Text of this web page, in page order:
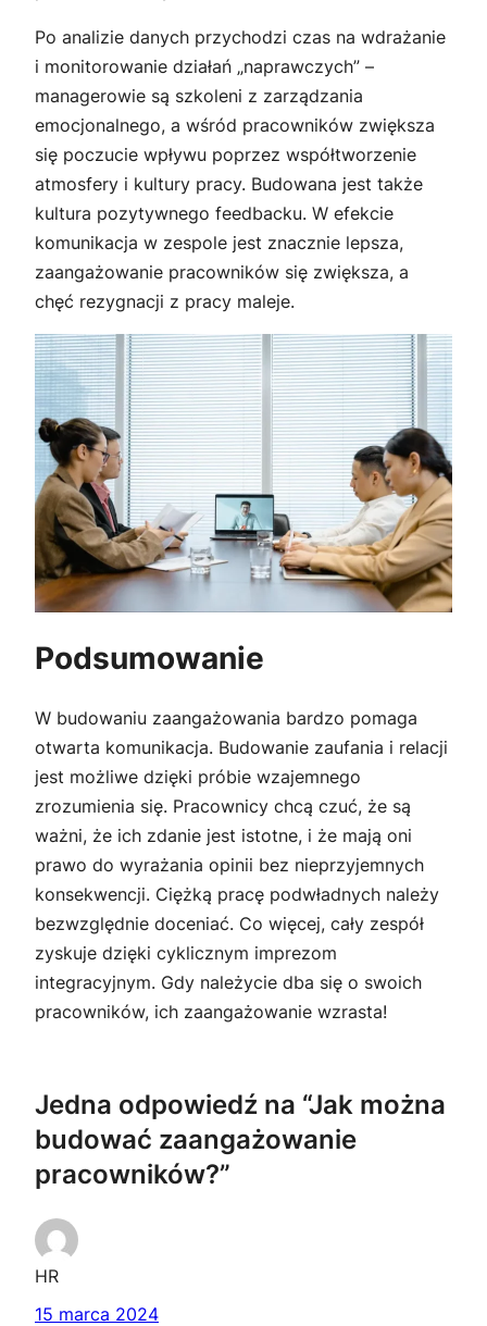
Po analizie danych przychodzi czas na wdrażanie
i monitorowanie działań „naprawczych” –
managerowie są szkoleni z zarządzania
emocjonalnego, a wśród pracowników zwiększa
się poczucie wpływu poprzez współtworzenie
atmosfery i kultury pracy. Budowana jest także
kultura pozytywnego feedbacku. W efekcie
komunikacja w zespole jest znacznie lepsza,
zaangażowanie pracowników się zwiększa, a
chęć rezygnacji z pracy maleje.
Podsumowanie
W budowaniu zaangażowania bardzo pomaga
otwarta komunikacja. Budowanie zaufania i relacji
jest możliwe dzięki próbie wzajemnego
zrozumienia się. Pracownicy chcą czuć, że są
ważni, że ich zdanie jest istotne, i że mają oni
prawo do wyrażania opinii bez nieprzyjemnych
konsekwencji. Ciężką pracę podwładnych należy
bezwzględnie doceniać. Co więcej, cały zespół
zyskuje dzięki cyklicznym imprezom
integracyjnym. Gdy należycie dba się o swoich
pracowników, ich zaangażowanie wzrasta!
Jedna odpowiedź na “Jak można
budować zaangażowanie
pracowników?”
HR
15 marca 2024